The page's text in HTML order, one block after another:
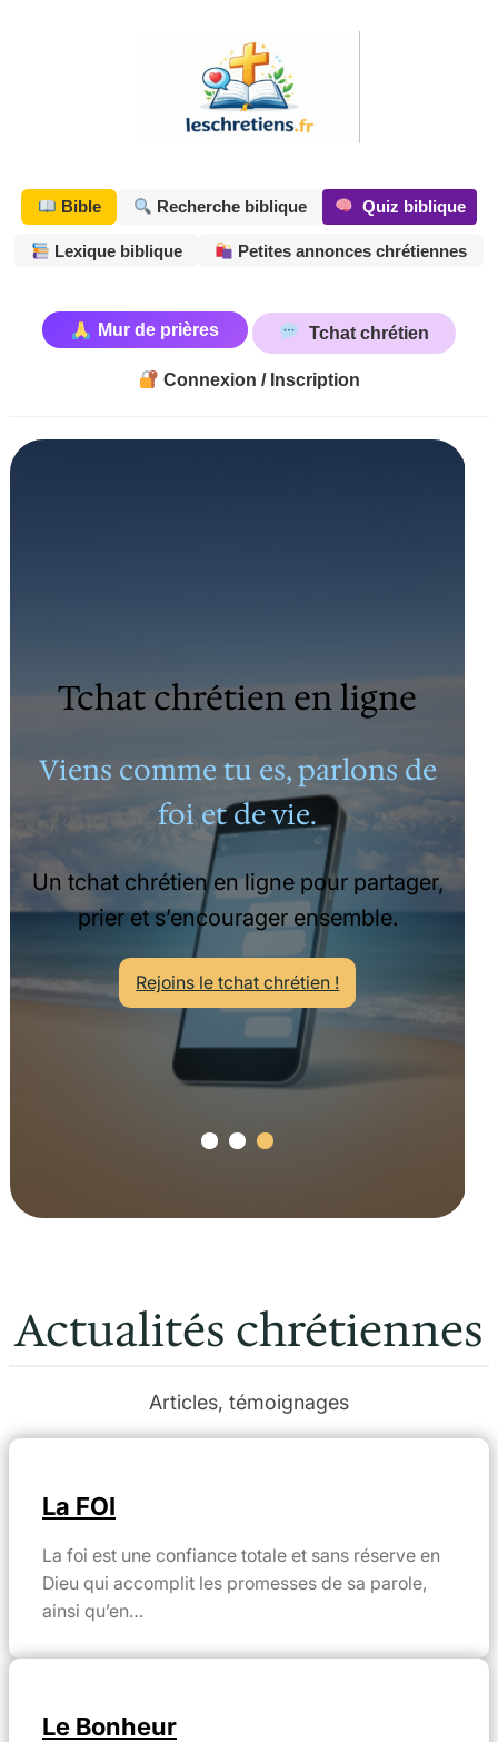
Bible Recherche biblique Quiz biblique
Lexique biblique Petites annonces chrétiennes
Mur de prières Tchat chrétien
Connexion / Inscription
Tchat chrétien en ligne
Viens comme tu es, parlons de
foi et de vie.
Un tchat chrétien en ligne pour partager,
prier et s’encourager ensemble.
Rejoins le tchat chrétien !
Actualités chrétiennes
Articles, témoignages
La FOI
La foi est une confiance totale et sans réserve en
Dieu qui accomplit les promesses de sa parole,
ainsi qu’en…
Le Bonheur